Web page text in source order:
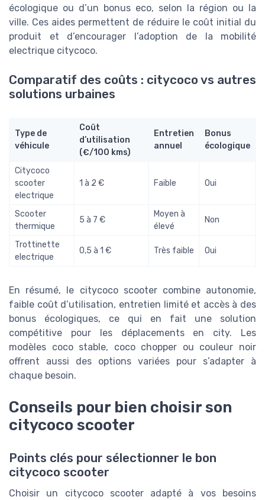
écologique ou d’un bonus eco, selon la région ou la
ville. Ces aides permettent de réduire le coût initial du
produit et d’encourager l’adoption de la mobilité
electrique citycoco.
Comparatif des coûts : citycoco vs autres
solutions urbaines
Type de
véhicule
Coût
d’utilisation
(€/100 kms)
Entretien
annuel
Bonus
écologique
Citycoco
scooter
electrique
1 à 2 € Faible Oui
Scooter
thermique
5 à 7 €
Moyen à
élevé
Non
Trottinette
electrique
0,5 à 1 € Très faible Oui
En résumé, le citycoco scooter combine autonomie,
faible coût d’utilisation, entretien limité et accès à des
bonus écologiques, ce qui en fait une solution
compétitive pour les déplacements en city. Les
modèles coco stable, coco chopper ou couleur noir
offrent aussi des options variées pour s’adapter à
chaque besoin.
Conseils pour bien choisir son
citycoco scooter
Points clés pour sélectionner le bon
citycoco scooter
Choisir un citycoco scooter adapté à vos besoins